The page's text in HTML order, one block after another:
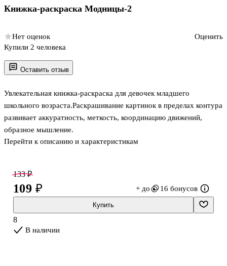
Оставить отзыв
Увлекательная книжка-раскраска для девочек младшего
школьного возраста.Раскрашивание картинок в пределах контура
развивает аккуратность, меткость, координацию движений,
образное мышление.
Перейти к описанию и характеристикам
Книжка-раскраска Модницы-2
Нет оценок
Оценить
Купили 2 человека
133 ₽
109 ₽ + до 16 бонусов
Купить
8
В наличии